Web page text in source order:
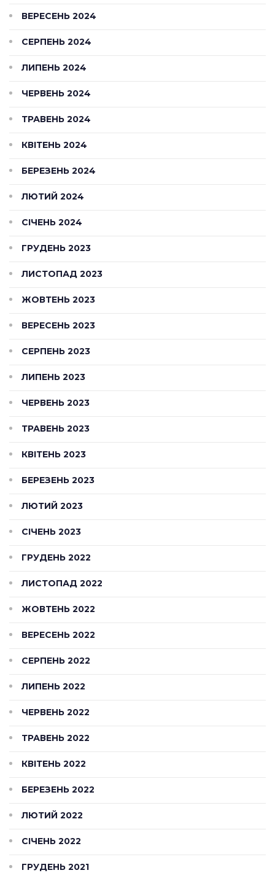
ВЕРЕСЕНЬ 2024
СЕРПЕНЬ 2024
ЛИПЕНЬ 2024
ЧЕРВЕНЬ 2024
ТРАВЕНЬ 2024
КВІТЕНЬ 2024
БЕРЕЗЕНЬ 2024
ЛЮТИЙ 2024
СІЧЕНЬ 2024
ГРУДЕНЬ 2023
ЛИСТОПАД 2023
ЖОВТЕНЬ 2023
ВЕРЕСЕНЬ 2023
СЕРПЕНЬ 2023
ЛИПЕНЬ 2023
ЧЕРВЕНЬ 2023
ТРАВЕНЬ 2023
КВІТЕНЬ 2023
БЕРЕЗЕНЬ 2023
ЛЮТИЙ 2023
СІЧЕНЬ 2023
ГРУДЕНЬ 2022
ЛИСТОПАД 2022
ЖОВТЕНЬ 2022
ВЕРЕСЕНЬ 2022
СЕРПЕНЬ 2022
ЛИПЕНЬ 2022
ЧЕРВЕНЬ 2022
ТРАВЕНЬ 2022
КВІТЕНЬ 2022
БЕРЕЗЕНЬ 2022
ЛЮТИЙ 2022
СІЧЕНЬ 2022
ГРУДЕНЬ 2021